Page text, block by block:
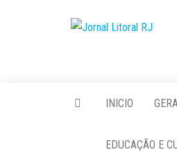
INICIO
EDUCAÇÃO E